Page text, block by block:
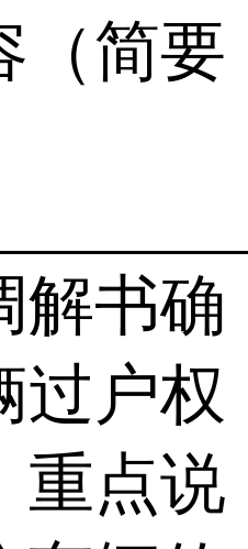
（简要
解书确
过户权
重点说